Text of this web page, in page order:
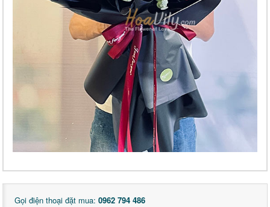
Gọi điện thoại đặt mua: 0962 794 486